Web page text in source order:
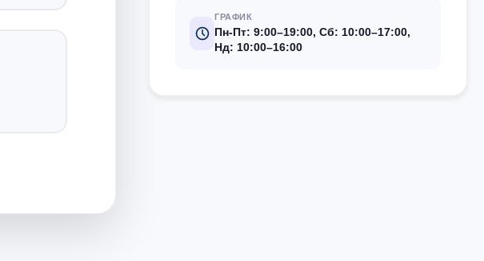
ГРАФИК
Пн-Пт: 9:00–19:00, Сб: 10:00–17:00,
Нд: 10:00–16:00